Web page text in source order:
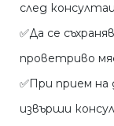
след
✅Да се
проветриво
✅При прием
извърши